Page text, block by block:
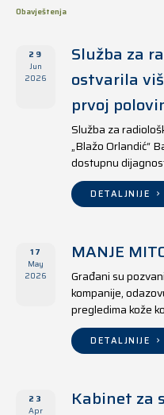
Obavještenja
29
Jun
2026
Služba za
ostvarila
prvoj
Služba za
„Blažo Orlandić“
dostupnu
svjedoče i
do 17. juna 2026.
DETALJNIJE
17
May
2026
MANJE
Građani su
kompanije,
pregledima kože
godine u
državnim tako i u
DETALJNIJE
23
Apr
Kabinet za